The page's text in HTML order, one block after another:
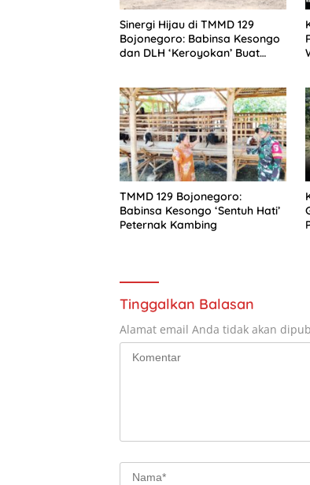
Sinergi Hijau di TMMD 129
Bojonegoro: Babinsa Kesongo
dan DLH ‘Keroyokan’ Buat
TMMD 129 Bojonegoro:
Babinsa Kesongo ‘Sentuh Hati’
Peternak Kambing
Tinggalkan Balasan
Alamat email Anda tidak akan